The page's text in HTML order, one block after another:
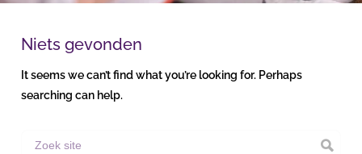
Niets gevonden
It seems we can’t find what you’re looking for. Perhaps
searching can help.